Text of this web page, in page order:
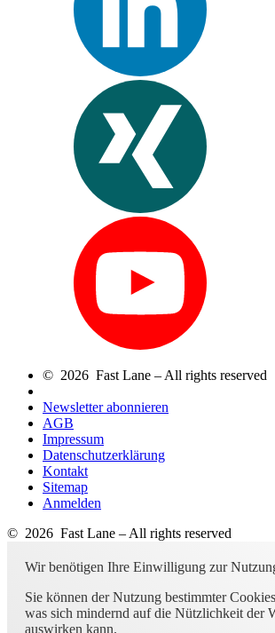
© 2026 Fast Lane – All rights reserved
Newsletter abonnieren
AGB
Impressum
Datenschutzerklärung
Kontakt
Sitemap
Anmelden
© 2026 Fast Lane – All rights reserved
Wir benötigen Ihre Einwilligung zur
Sie können der Nutzung bestimmter
was sich mindernd auf die Nützlichkeit der
auswirken kann.